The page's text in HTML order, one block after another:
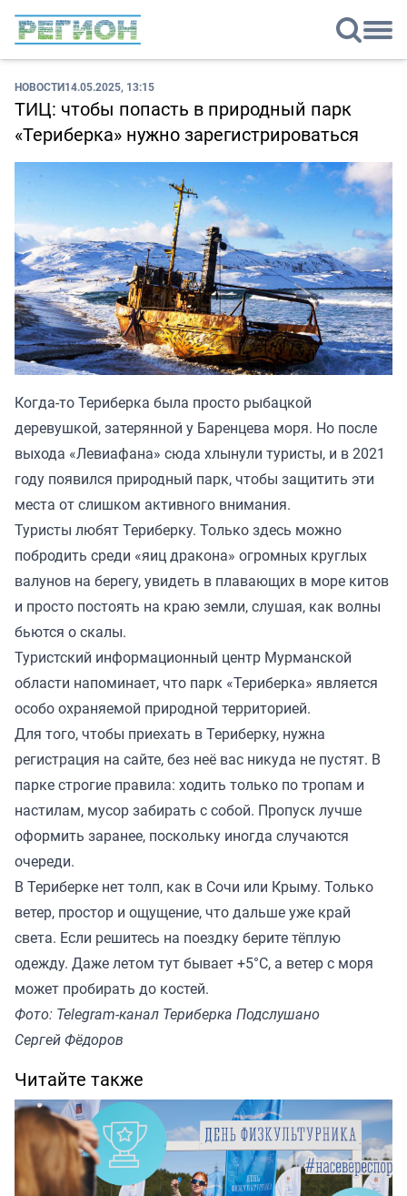
НОВОСТИ14.05.2025, 13:15
ТИЦ: чтобы попасть в природный парк
«Териберка» нужно зарегистрироваться
Когда-то Териберка была просто рыбацкой
деревушкой, затерянной у Баренцева моря. Но после
выхода «Левиафана» сюда хлынули туристы, и в 2021
году появился природный парк, чтобы защитить эти
места от слишком активного внимания.
Туристы любят Териберку. Только здесь можно
побродить среди «яиц дракона» огромных круглых
валунов на берегу, увидеть в плавающих в море китов
и просто постоять на краю земли, слушая, как волны
бьются о скалы.
Туристский информационный центр Мурманской
области напоминает, что парк «Териберка» является
особо охраняемой природной территорией.
Для того, чтобы приехать в Териберку, нужна
регистрация на сайте, без неё вас никуда не пустят. В
парке строгие правила: ходить только по тропам и
настилам, мусор забирать с собой. Пропуск лучше
оформить заранее, поскольку иногда случаются
очереди.
В Териберке нет толп, как в Сочи или Крыму. Только
ветер, простор и ощущение, что дальше уже край
света. Если решитесь на поездку берите тёплую
одежду. Даже летом тут бывает +5°C, а ветер с моря
может пробирать до костей.
Фото: Telegram-канал Териберка Подслушано
Сергей Фёдоров
Читайте также